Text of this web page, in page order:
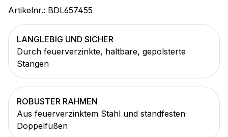
Artikelnr.: BDL657455
LANGLEBIG UND SICHER
Durch feuerverzinkte, haltbare, gepolsterte
Stangen
ROBUSTER RAHMEN
Aus feuerverzinktem Stahl und standfesten
Doppelfüßen